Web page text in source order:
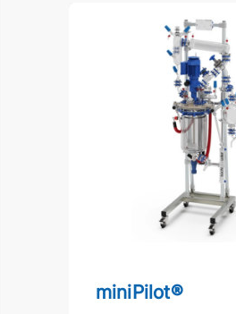
miniPilot®